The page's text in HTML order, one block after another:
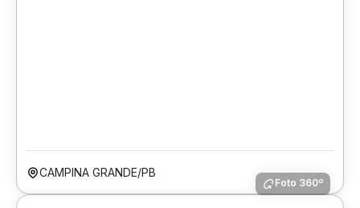
CAMPINA GRANDE/PB
Foto 360º